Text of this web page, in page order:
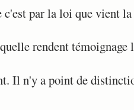
c'est par la loi que vient la
rendent témoignage
Il n'y a point de